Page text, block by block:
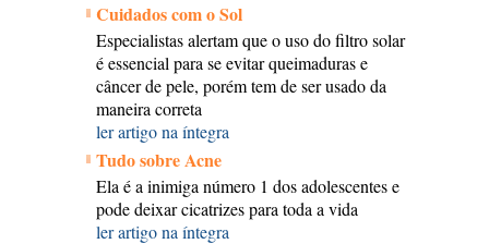
Cuidados com o Sol
Especialistas alertam que o uso do filtro solar
é essencial para se evitar queimaduras e
câncer de pele, porém tem de ser usado da
maneira correta
ler artigo na íntegra
Tudo sobre Acne
Ela é a inimiga número 1 dos adolescentes e
pode deixar cicatrizes para toda a vida
ler artigo na íntegra